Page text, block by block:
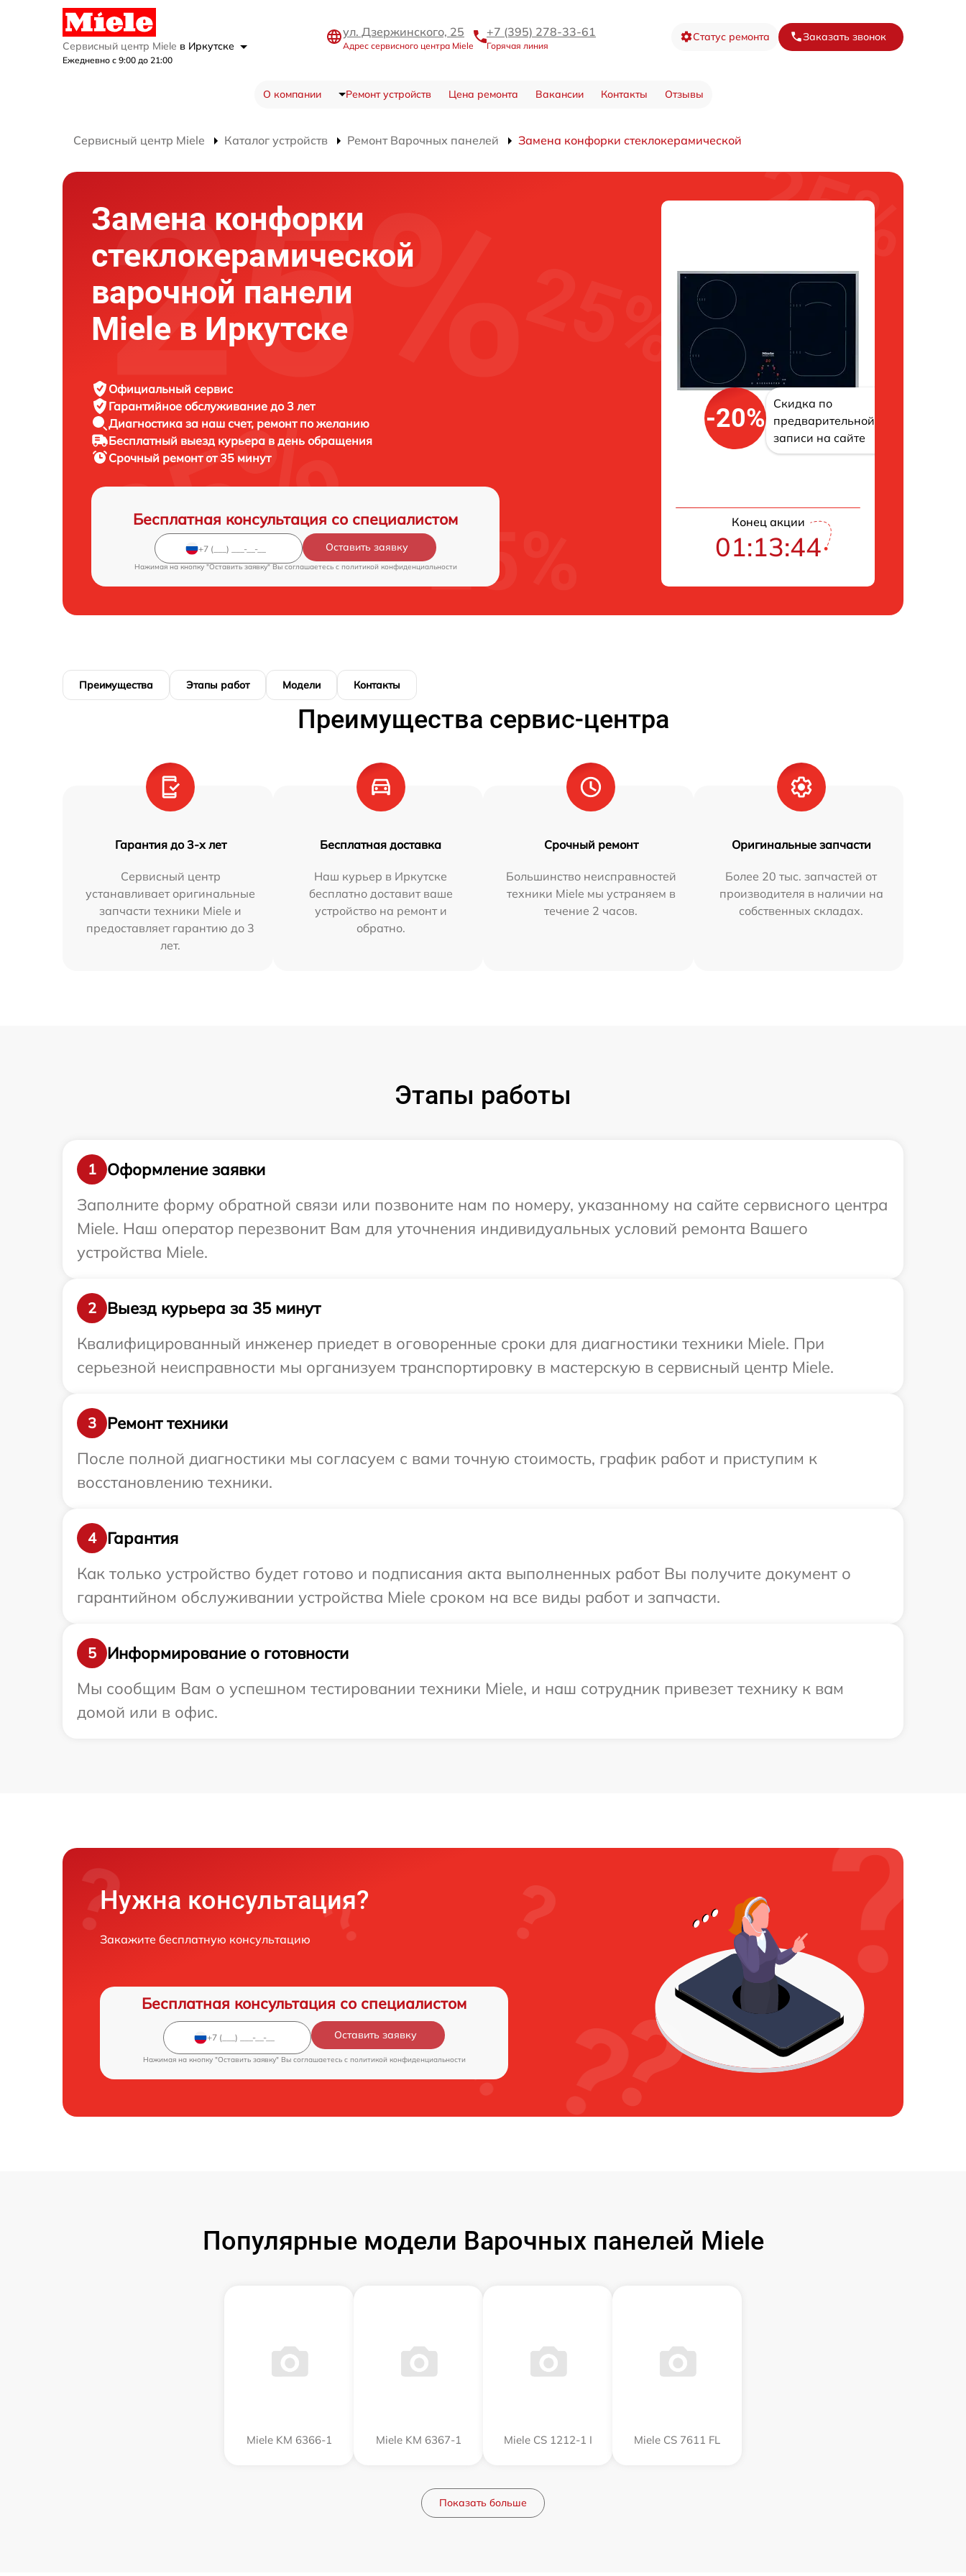
Сервисный центр Miele в Иркутске
Ежедневно с 9:00 до 21:00
ул. Дзержинского, 25
Адрес сервисного центра Miele
+7 (395) 278-33-61
Горячая линия
Статус ремонта Заказать звонок
О компании Ремонт устройств Цена ремонта Вакансии Контакты Отзывы
Сервисный центр Miele Каталог устройств Ремонт Варочных панелей Замена конфорки стеклокерамической
Замена конфорки
стеклокерамической
варочной панели
Miele в Иркутске
Официальный сервис
Гарантийное обслуживание до 3 лет
Диагностика за наш счет, ремонт по желанию
Бесплатный выезд курьера в день обращения
Срочный ремонтот 35 минут
Бесплатная консультация со специалистом
Оставить заявку
Нажимая на кнопку "Оставить заявку" Вы соглашаетесь c политикой конфиденциальности
-20%
Скидка по
предварительной
записи на сайте
Конец акции
01:13:43
Преимущества Этапы работ Модели Контакты
Преимущества сервис-центра
Гарантия до 3-х лет
Сервисный центр
устанавливает оригинальные
запчасти техники Miele и
предоставляет гарантию до 3
лет.
Бесплатная доставка
Наш курьер в Иркутске
бесплатно доставит ваше
устройство на ремонт и
обратно.
Срочный ремонт
Большинство неисправностей
техники Miele мы устраняем в
течение 2 часов.
Оригинальные запчасти
Более 20 тыс. запчастей от
производителя в наличии на
собственных складах.
Этапы работы
1
Оформление заявки
Заполните форму обратной связи или позвоните нам по номеру, указанному на сайте сервисного центра
Miele. Наш оператор перезвонит Вам для уточнения индивидуальных условий ремонта Вашего
устройства Miele.
2
Выезд курьера за 35 минут
Квалифицированный инженер приедет в оговоренные сроки для диагностики техники Miele. При
серьезной неисправности мы организуем транспортировку в мастерскую в сервисный центр Miele.
3
Ремонт техники
После полной диагностики мы согласуем с вами точную стоимость, график работ и приступим к
восстановлению техники.
4
Гарантия
Как только устройство будет готово и подписания акта выполненных работ Вы получите документ о
гарантийном обслуживании устройства Miele сроком на все виды работ и запчасти.
5
Информирование о готовности
Мы сообщим Вам о успешном тестировании техники Miele, и наш сотрудник привезет технику к вам
домой или в офис.
Нужна консультация?
Закажите бесплатную консультацию
Бесплатная консультация со специалистом
Оставить заявку
Нажимая на кнопку "Оставить заявку" Вы соглашаетесь c политикой конфиденциальности
Популярные модели Варочных панелей Miele
Miele KM 6366-1 Miele KM 6367-1 Miele CS 1212-1 I Miele CS 7611 FL
Показать больше